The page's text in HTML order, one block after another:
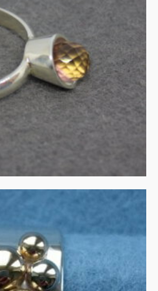
kelk-ring met
135.00
MEER INFORMATIE
op zilveren
band